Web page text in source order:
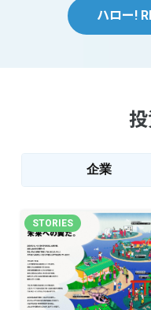
ハロー!
企業